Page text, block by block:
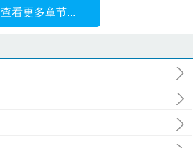
查看更多章节...